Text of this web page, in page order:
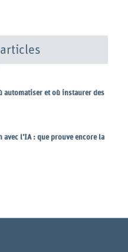
automatiser et où instaurer des
l’IA : que prouve encore la